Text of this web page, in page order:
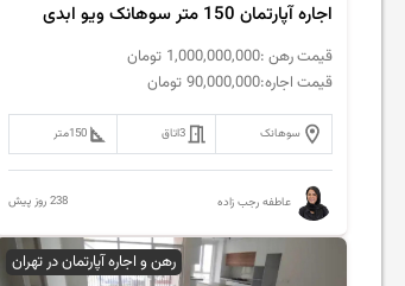
اجاره آپارتمان 150 متر سوهانک ویو ابدی
قیمت رهن :1,000,000,000 تومان
قیمت اجاره:90,000,000 تومان
سوهانک 3اتاق 150متر
عاطفه رجب زاده 238 روز پیش
رهن و اجاره آپارتمان در تهران